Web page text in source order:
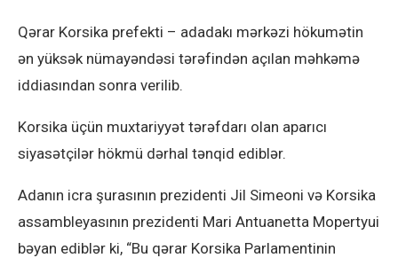
Qərar Korsika prefekti – adadakı mərkəzi hökumətin
ən yüksək nümayəndəsi tərəfindən açılan məhkəmə
iddiasından sonra verilib.
Korsika üçün muxtariyyət tərəfdarı olan aparıcı
siyasətçilər hökmü dərhal tənqid ediblər.
Adanın icra şurasının prezidenti Jil Simeoni və Korsika
assambleyasının prezidenti Mari Antuanetta Mopertyui
bəyan ediblər ki, “Bu qərar Korsika Parlamentinin